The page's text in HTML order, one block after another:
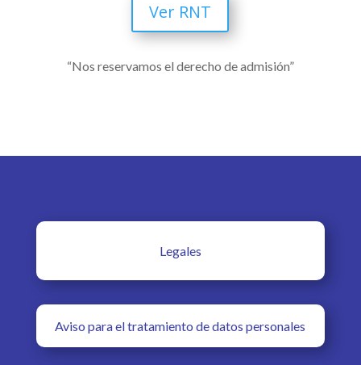
Ver RNT
“Nos reservamos el derecho de admisión”
Legales
Aviso para el tratamiento de datos personales